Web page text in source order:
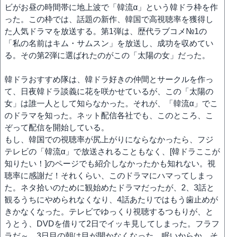
ビがお昼の時間帯に地上波で「韓流α」という韓ドラ枠を作
った。この枠では、話題の新作、韓国で高視聴率を獲得し
た人気ドラマを放送する。第1弾は、歴代ラブコメ№1の
「私の名前はキム・サムスン」を放送し、成功を収めてい
る。その第2弾に選ばれたのがこの「太陽の女」だった。
韓ドラおすすめ隊は、韓ドラ好きの仲間とサークルを作っ
て、日夜韓ドラ談義に花を咲かせているが、この「太陽の
女」は誰一人として知らなかった。それが、「韓流α」でこ
のドラマを知った。ネット配信各社でも、このところ、こ
ぞって配信を開始している。
もし、韓国での視聴率が尻上がりにならなかったら、フジ
テレビの「韓流α」で放送されることもなく、[韓ドラここが
知りたい！]のページでも紹介しなかったかも知れない。視
聴率に感謝だ！それくらい、このドラマにハマってしまっ
た。ネタ拾いのために観始めたドラマだったが、2、3話と
観るうちにやめられなくなり、4話あたりではもう歯止めが
きかなくなった。テレビでゆっくり視聴するつもりが、と
うとう、DVDを借りて2日でイッキ見してしまった。フラフ